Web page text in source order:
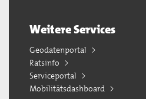
Weitere Services
Geodatenportal
Ratsinfo
Serviceportal
Mobilitätsdashboard